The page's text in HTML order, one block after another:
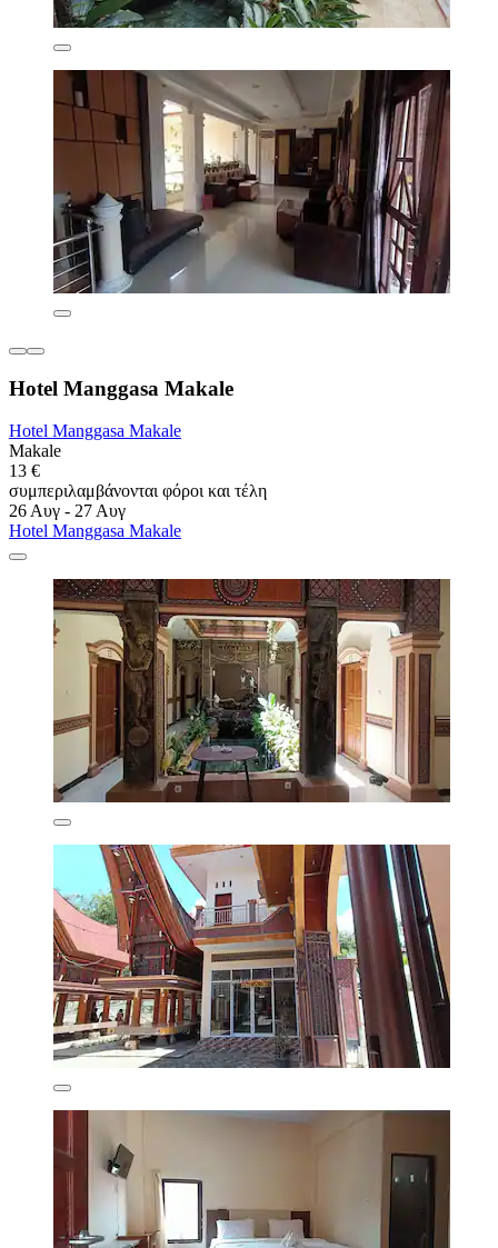
Hotel Manggasa Makale
Hotel Manggasa Makale
Makale
13 €
συμπεριλαμβάνονται φόροι και τέλη
26 Αυγ - 27 Αυγ
Hotel Manggasa Makale